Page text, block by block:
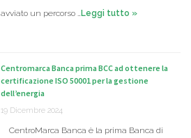
avviato un percorso …Leggi tutto »
Centromarca Banca prima BCC ad ottenere la
certificazione ISO 50001 per la gestione
dell’energia
19 Dicembre 2024
CentroMarca Banca è la prima Banca di